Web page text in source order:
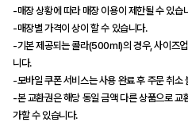
-매장 상황에 따라 매장 이용이 제한될 수 있습
-매장별 가격이 상이 할 수 있습니다.
-기본 제공되는 콜라(500ml)의 경우, 사이즈
니다.
-모바일 쿠폰 서비스는 사용 완료 후 주문 취소
-본 교환권은 해당 동일 금액 다른 상품으로
가할 수 있습니다.